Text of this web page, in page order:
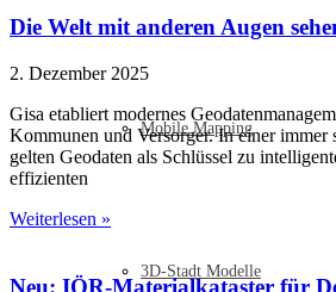
Mobile Mapping
3D-Stadt Modelle
Die Welt mit anderen Augen
2. Dezember 2025
Gisa etabliert modernes
Kommunen und Versorger. In einer immer
gelten Geodaten als Schlüssel zu
effizienten
Weiterlesen »
Neu: IÖR-Materialkataster für